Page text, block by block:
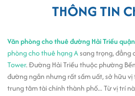
THÔNG TIN
Văn phòng cho thuê đường Hải Triều
phòng cho thuê hạng Asang trọng, đẳng
Tower. Đường Hải Triều thuộc phường
đường ngắn nhưng rất sầm uất, sở hữu
trung tâm tài chính thành phố... Từ vị trí